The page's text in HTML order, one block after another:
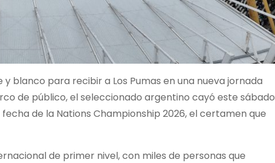
blanco para recibir a Los Pumas en una nueva jornada
de público, el seleccionado argentino cayó este sábado
de la Nations Championship 2026, el certamen que
de primer nivel, con miles de personas que